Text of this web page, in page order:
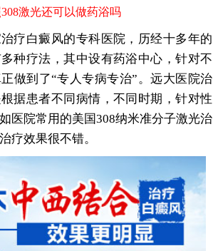
激光还可以做药浴吗
白癜风的专科医院，历经十多年的
种疗法，其中设有药浴中心，针对不
做到了“专人专病专治”。远大医院治
据患者不同病情，不同时期，针对性
医院常用的美国308纳米准分子激光治
疗效果很不错。